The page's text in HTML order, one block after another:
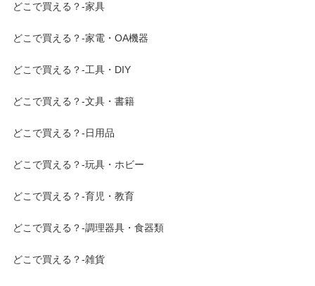
どこで買える？-家具
どこで買える？-家電・OA機器
どこで買える？-工具・DIY
どこで買える？-文具・書籍
どこで買える？-日用品
どこで買える？-玩具・ホビー
どこで買える？-育児・教育
どこで買える？-調理器具・食器類
どこで買える？-雑貨